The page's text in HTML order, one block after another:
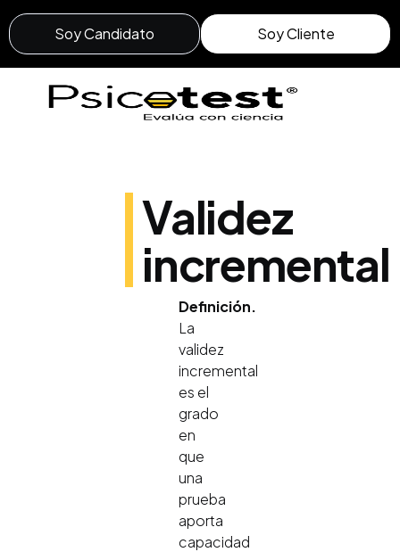
Soy Candidato Soy Cliente
Validez
incremental
Definición.
La
validez
incremental
es el
grado
en
que
una
prueba
aporta
capacidad